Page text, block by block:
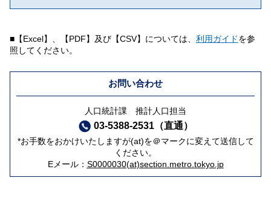
■【Excel】、【PDF】及び【CSV】については、 利用ガイドを参
照してください。
お問い合わせ
人口統計課 推計人口担当
03-5388-2531（直通）
*お手数をおかけいたしますが(at)を＠マークに変えて送信して
ください。
Eメール： S0000030(at)section.metro.tokyo.jp